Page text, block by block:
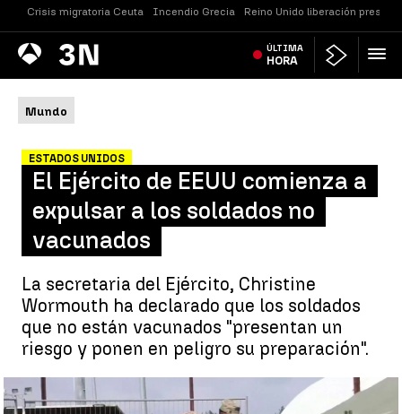
Crisis migratoria Ceuta Incendio Grecia Reino Unido liberación presos
Antena
3 Noticias ÚLTIMA
HORA
Mundo
ESTADOS UNIDOS
El Ejército de EEUU comienza a
expulsar a los soldados no
vacunados
La secretaria del Ejército, Christine
Wormouth ha declarado que los soldados
que no están vacunados "presentan un
riesgo y ponen en peligro su preparación".
El Ejército de EEUU comienza a despedir a los soldados no
vacunados |Antena 3 Noticias